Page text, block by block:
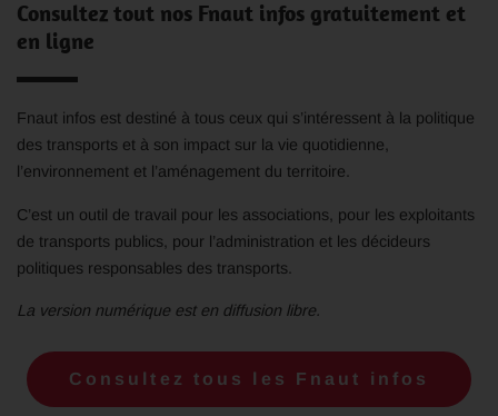
Consultez tout nos Fnaut infos gratuitement et
en ligne
Fnaut infos est destiné à tous ceux qui s’intéressent à la politique
des transports et à son impact sur la vie quotidienne,
l’environnement et l’aménagement du territoire.
C’est un outil de travail pour les associations, pour les exploitants
de transports publics, pour l’administration et les décideurs
politiques responsables des transports.
La version numérique est en diffusion libre.
Consultez tous les Fnaut infos